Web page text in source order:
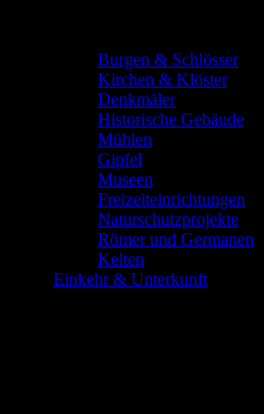
Burgen & Schlösser
Kirchen & Klöster
Denkmäler
Historische Gebäude
Mühlen
Gipfel
Museen
Freizeiteinrichtungen
Naturschutzprojekte
Römer und Germanen
Kelten
Einkehr & Unterkunft